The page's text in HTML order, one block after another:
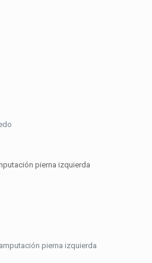
pierna izquierda
pierna izquierda